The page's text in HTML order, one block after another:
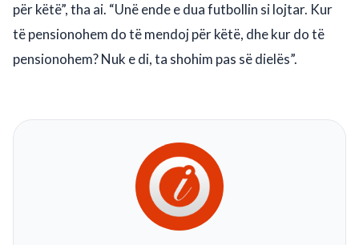
për këtë”, tha ai. “Unë ende e dua futbollin si lojtar. Kur
të pensionohem do të mendoj për këtë, dhe kur do të
pensionohem? Nuk e di, ta shohim pas së dielës”.